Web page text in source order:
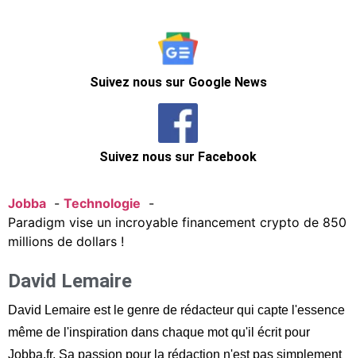
Suivez nous sur Google News
Suivez nous sur Facebook
Jobba
Technologie
Paradigm vise un incroyable financement crypto de 850
millions de dollars !
David Lemaire
David Lemaire est le genre de rédacteur qui capte l'essence
même de l'inspiration dans chaque mot qu'il écrit pour
Jobba.fr. Sa passion pour la rédaction n'est pas simplement